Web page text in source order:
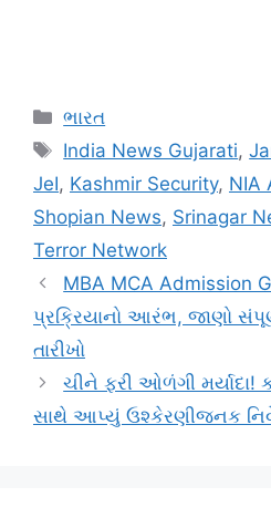
Categories
ભારત
Tags
India News Gujarati,
JeI, Kashmir Security, NIA
Shopian News, Srinagar
Terror Network
MBA MCA Admission
પ્રક્રિયાનો આરંભ, જાણો
તારીખો
ચીને ફરી ઓળંગી મર્યાદા!
સાથે આપ્યું ઉશ્કેરણીજનક